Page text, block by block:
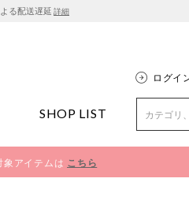
る配送遅延 詳細
ログイ
SHOP LIST
象アイテムは こちら